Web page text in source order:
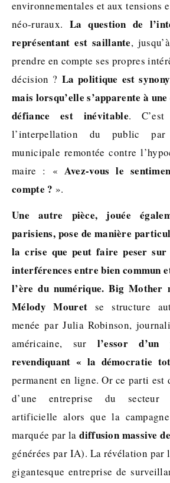
environnementales et aux tensions
néo-ruraux. La question de
représentant est saillante,
prendre en compte ses propres
décision ? La politique est
mais lorsqu’elle s’apparente à
défiance est inévitable.
l’interpellation du public par
municipale remontée contre
maire : « Avez-vous le
compte ? ».
Une autre pièce, jouée
parisiens, pose de manière
la crise que peut faire peser
interférences entre bien commun
l’ère du numérique. Big Mother
Mélody Mouret se structure
menée par Julia Robinson,
américaine, sur l’essor
revendiquant « la démocratie
permanent en ligne. Or ce parti
d’une entreprise du secteur
artificielle alors que la
marquée par la diffusion massive
générées par IA). La révélation par
gigantesque entreprise de